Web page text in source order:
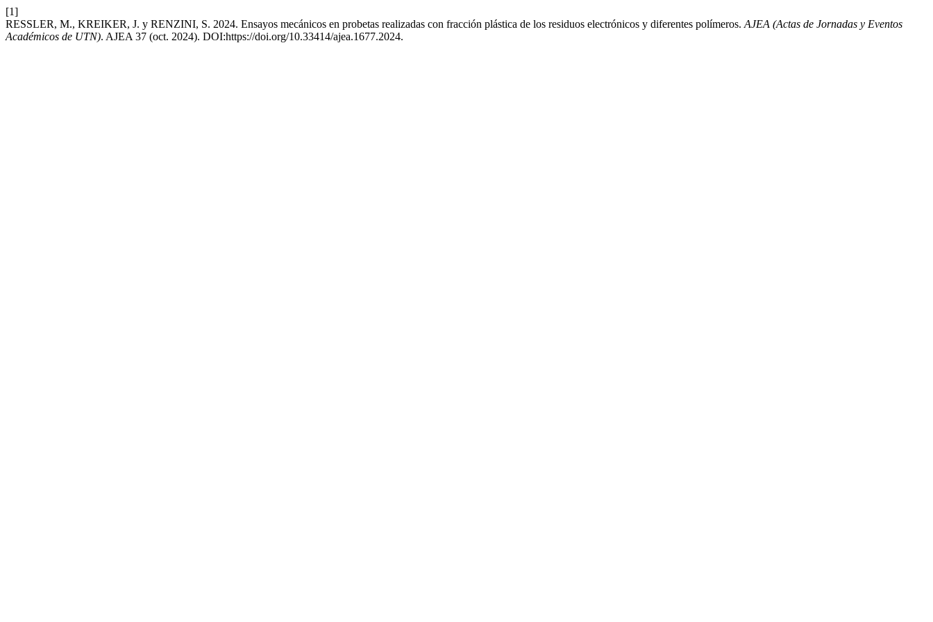
[1]
RESSLER, M., KREIKER, J. y RENZINI, S. 2024. Ensayos mecánicos en probetas realizadas con fracción plástica de los residuos electrónicos y diferentes polímeros. AJEA (Actas de Jornadas y Eventos
Académicos de UTN). AJEA 37 (oct. 2024). DOI:https://doi.org/10.33414/ajea.1677.2024.